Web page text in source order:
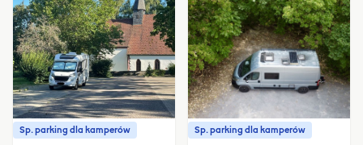
Sp. parking dla kamperów Sp. parking dla kamperów